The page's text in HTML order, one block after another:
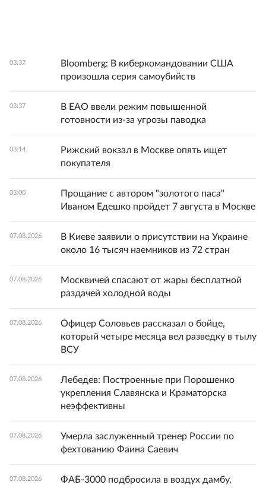
03:37
Bloomberg: В киберкомандовании США
произошла серия самоубийств
03:37
В ЕАО ввели режим повышенной
готовности из-за угрозы паводка
03:14
Рижский вокзал в Москве опять ищет
покупателя
03:00
Прощание с автором "золотого паса"
Иваном Едешко пройдет 7 августа в Москве
07.08.2026
В Киеве заявили о присутствии на Украине
около 16 тысяч наемников из 72 стран
07.08.2026
Москвичей спасают от жары бесплатной
раздачей холодной воды
07.08.2026
Офицер Соловьев рассказал о бойце,
который четыре месяца вел разведку в тылу
ВСУ
07.08.2026
Лебедев: Построенные при Порошенко
укрепления Славянска и Краматорска
неэффективны
07.08.2026
Умерла заслуженный тренер России по
фехтованию Фаина Саевич
07.08.2026 ФАБ-3000 подбросила в воздух дамбу,